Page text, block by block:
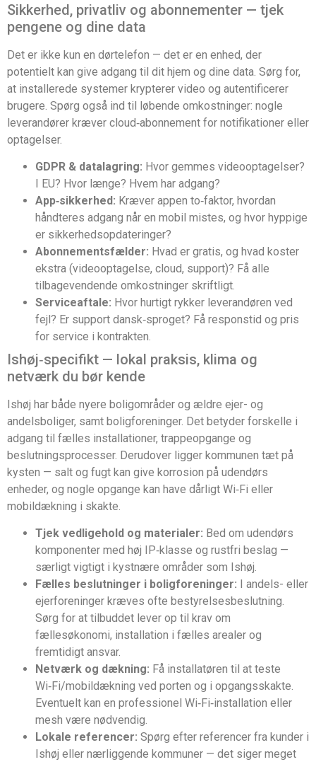
Sikkerhed, privatliv og abonnementer — tjek
pengene og dine data
Det er ikke kun en dørtelefon — det er en enhed, der
potentielt kan give adgang til dit hjem og dine data. Sørg for,
at installerede systemer krypterer video og autentificerer
brugere. Spørg også ind til løbende omkostninger: nogle
leverandører kræver cloud‑abonnement for notifikationer eller
optagelser.
GDPR & datalagring: Hvor gemmes videooptagelser?
I EU? Hvor længe? Hvem har adgang?
App‑sikkerhed: Kræver appen to‑faktor, hvordan
håndteres adgang når en mobil mistes, og hvor hyppige
er sikkerhedsopdateringer?
Abonnementsfælder: Hvad er gratis, og hvad koster
ekstra (videooptagelse, cloud, support)? Få alle
tilbagevendende omkostninger skriftligt.
Serviceaftale: Hvor hurtigt rykker leverandøren ved
fejl? Er support dansk‑sproget? Få responstid og pris
for service i kontrakten.
Ishøj‑specifikt — lokal praksis, klima og
netværk du bør kende
Ishøj har både nyere boligområder og ældre ejer- og
andelsboliger, samt boligforeninger. Det betyder forskelle i
adgang til fælles installationer, trappeopgange og
beslutningsprocesser. Derudover ligger kommunen tæt på
kysten — salt og fugt kan give korrosion på udendørs
enheder, og nogle opgange kan have dårligt Wi‑Fi eller
mobildækning i skakte.
Tjek vedligehold og materialer: Bed om udendørs
komponenter med høj IP‑klasse og rustfri beslag —
særligt vigtigt i kystnære områder som Ishøj.
Fælles beslutninger i boligforeninger: I andels- eller
ejerforeninger kræves ofte bestyrelsesbeslutning.
Sørg for at tilbuddet lever op til krav om
fællesøkonomi, installation i fælles arealer og
fremtidigt ansvar.
Netværk og dækning: Få installatøren til at teste
Wi‑Fi/mobildækning ved porten og i opgangsskakte.
Eventuelt kan en professionel Wi‑Fi‑installation eller
mesh være nødvendig.
Lokale referencer: Spørg efter referencer fra kunder i
Ishøj eller nærliggende kommuner — det siger meget